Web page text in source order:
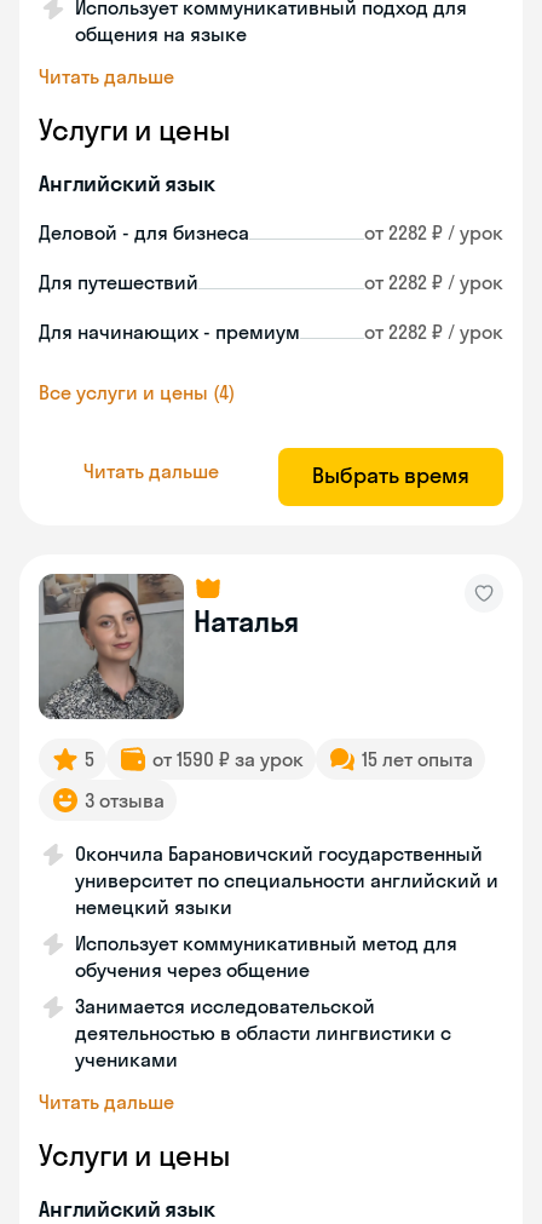
Использует коммуникативный подход для
общения на языке
Читать дальше
Услуги и цены
Английский язык
Деловой - для бизнеса от 2282 ₽ / урок
Для путешествий от 2282 ₽ / урок
Для начинающих - премиум от 2282 ₽ / урок
Все услуги и цены (4)
Читать дальше Выбрать время
Наталья
5 от 1590 ₽ за урок
15 лет опыта
3 отзыва
Окончила Барановичский государственный
университет по специальности английский и
немецкий языки
Использует коммуникативный метод для
обучения через общение
Занимается исследовательской
деятельностью в области лингвистики с
учениками
Читать дальше
Услуги и цены
Английский язык